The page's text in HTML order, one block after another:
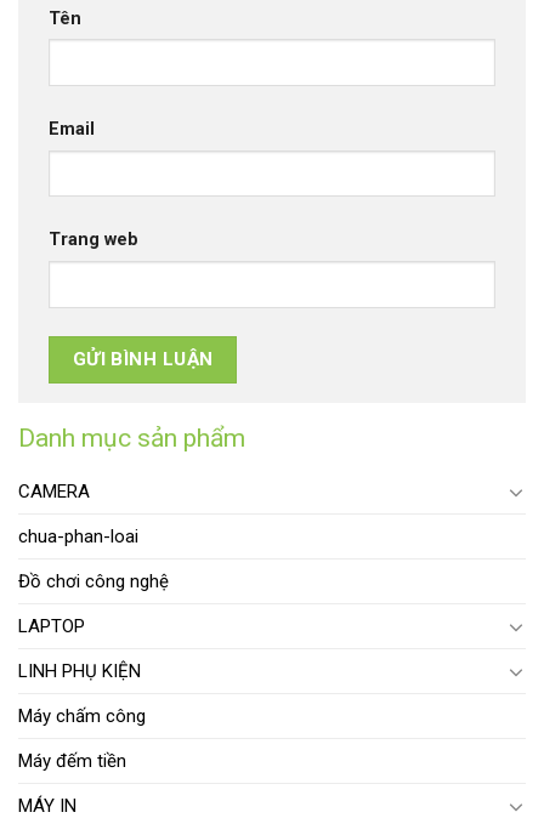
Danh mục sản phẩm
CAMERA
chua-phan-loai
Đồ chơi công nghệ
LAPTOP
LINH PHỤ KIỆN
Máy chấm công
Máy đếm tiền
MÁY IN
Tên
Email
Trang web